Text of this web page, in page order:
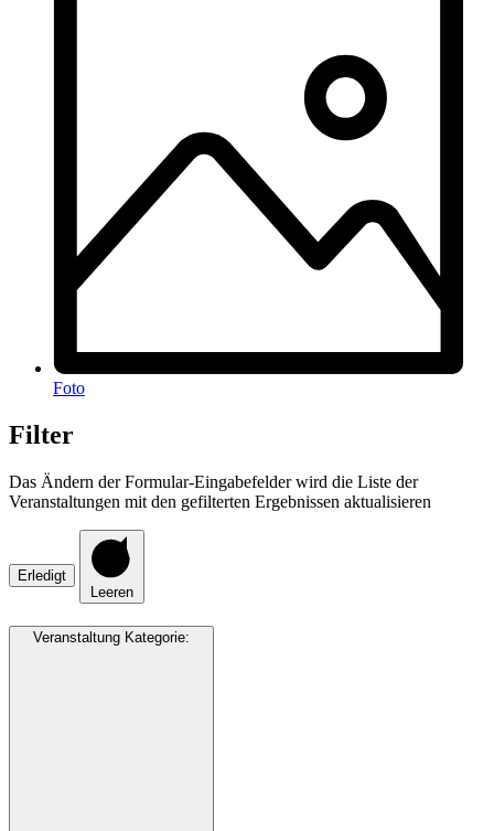
Foto
Filter
Das Ändern der Formular-Eingabefelder wird die Liste der
Veranstaltungen mit den gefilterten Ergebnissen aktualisieren
Erledigt
Leeren
Veranstaltung Kategorie: